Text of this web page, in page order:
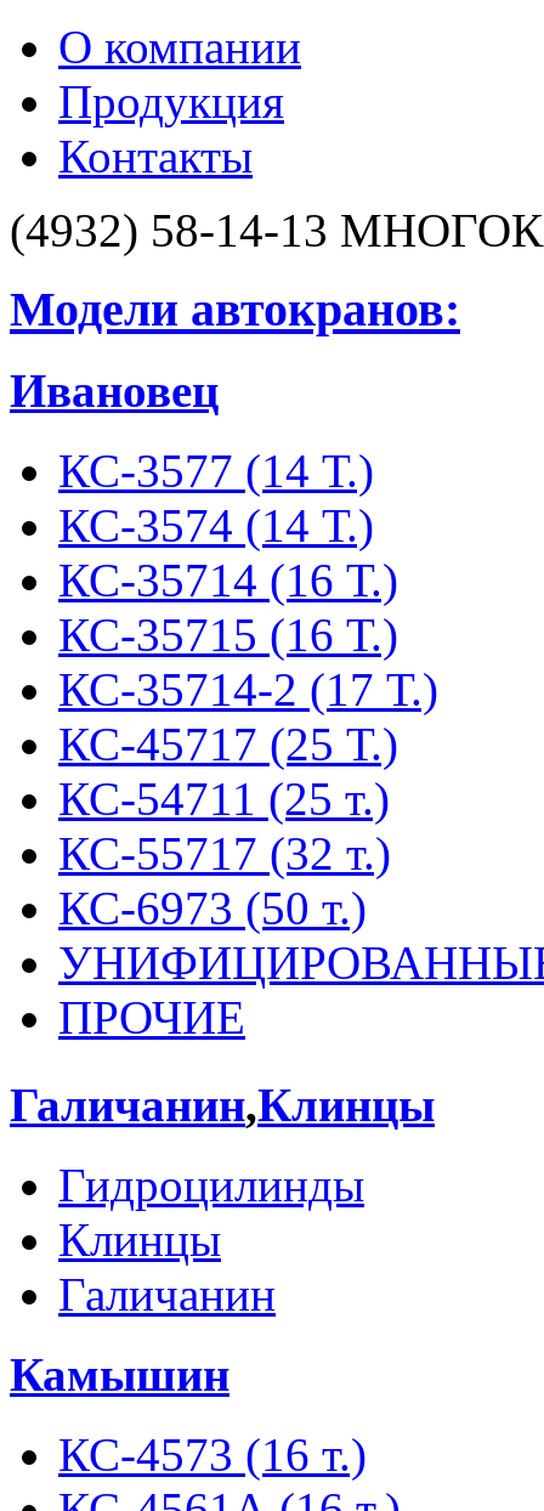
О компании
Продукция
Контакты
(4932) 58-14-13
Модели автокранов:
Ивановец
КС-3577 (14 Т.)
КС-3574 (14 Т.)
КС-35714 (16 Т.)
КС-35715 (16 Т.)
КС-35714-2 (17 Т.)
КС-45717 (25 Т.)
КС-54711 (25 т.)
КС-55717 (32 т.)
КС-6973 (50 т.)
ПРОЧИЕ
Галичанин,Клинцы
Гидроцилинды
Клинцы
Галичанин
Камышин
КС-4573 (16 т.)